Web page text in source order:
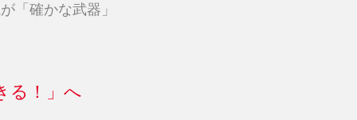
「確かな武器」
る！」へ